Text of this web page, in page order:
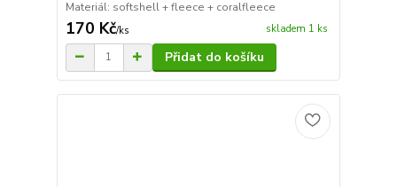
Materiál: softshell + fleece + coralfleece
170 Kč/ks skladem 1 ks
Přidat do košíku